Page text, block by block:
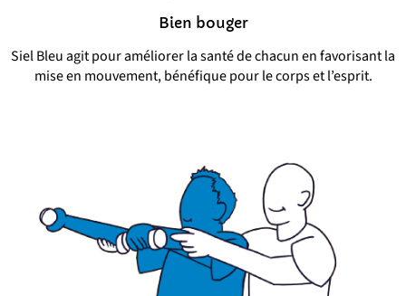
Bien bouger
Siel Bleu agit pour améliorer la santé de chacun en favorisant la
mise en mouvement, bénéfique pour le corps et l’esprit.